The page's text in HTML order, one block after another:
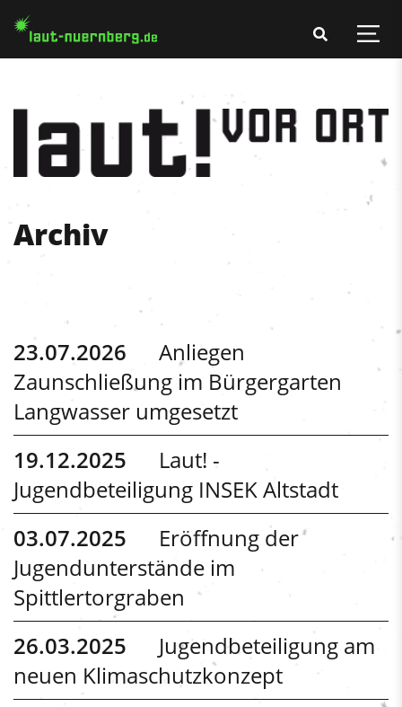
Archiv
23.07.2026
Anliegen
Zaunschließung im Bürgergarten
Langwasser umgesetzt
19.12.2025
Laut! -
Jugendbeteiligung INSEK Altstadt
03.07.2025
Eröffnung der
Jugendunterstände im
Spittlertorgraben
26.03.2025
Jugendbeteiligung am
neuen Klimaschutzkonzept